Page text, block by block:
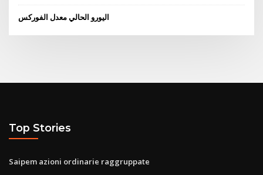
اليورو الحالي معدل الفوركس
Top Stories
Saipem azioni ordinarie raggruppate